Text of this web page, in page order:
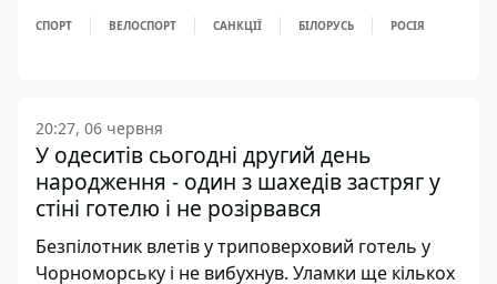
СПОРТ ВЕЛОСПОРТ САНКЦІЇ БІЛОРУСЬ РОСІЯ
20:27, 06 червня
У одеситів сьогодні другий день
народження - один з шахедів застряг у
стіні готелю і не розірвався
Безпілотник влетів у триповерховий готель у
Чорноморську і не вибухнув. Уламки ще кількох